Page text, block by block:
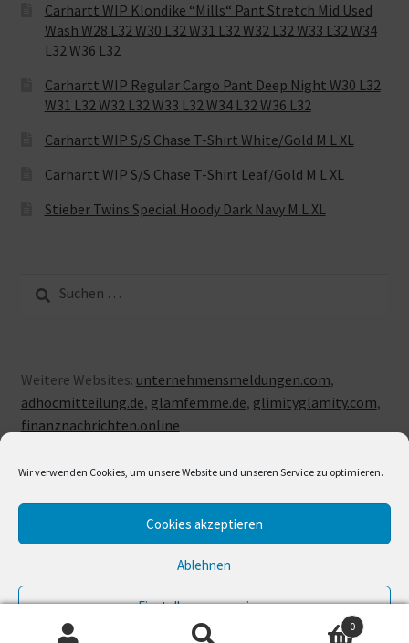
Wir verwenden Cookies, um unsere Website und unseren Service zu optimieren.
Cookies akzeptieren
Ablehnen
Einstellungen anzeigen
Carhartt WIP Klondike “Mills“ Pant Stretch Mid Used
Wash W28 L32 W30 L32 W31 L32 W32 L32 W33 L32 W34
L32 W36 L32
Carhartt WIP Regular Cargo Pant Deep Night W30 L32
W31 L32 W32 L32 W33 L32 W34 L32 W36 L32
Carhartt WIP S/S Chase T-Shirt White/Gold M L XL
Carhartt WIP S/S Chase T-Shirt Leaf/Gold M L XL
Stieber Twins Special Hoody Dark Navy M L XL
nach:
Weitere Websites: unternehmensmeldungen.com,
adhocmitteilung.de, glamfemme.de, glimityglamity.com,
finanznachrichten.online
© LUXUSLOVE 2026
Erstellt mit Storefront & WooCommerce
0